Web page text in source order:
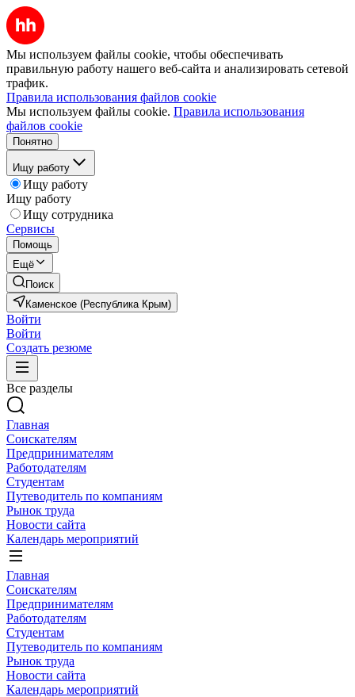
Мы используем файлы cookie, чтобы обеспечивать
правильную работу нашего веб-сайта и анализировать сетевой
трафик.
Правила использования файлов cookie
Мы используем файлы cookie. Правила использования
файлов cookie
Понятно
Ищу работу
Ищу работу
Ищу работу
Ищу сотрудника
Сервисы
Помощь
Ещё
Поиск
Каменское (Республика Крым)
Войти
Войти
Создать резюме
Все разделы
Главная
Соискателям
Предпринимателям
Работодателям
Студентам
Путеводитель по компаниям
Рынок труда
Новости сайта
Календарь мероприятий
Главная
Соискателям
Предпринимателям
Работодателям
Студентам
Путеводитель по компаниям
Рынок труда
Новости сайта
Календарь мероприятий